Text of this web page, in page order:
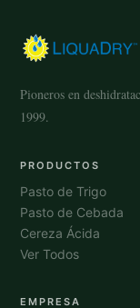
Pioneros en
1999.
PRODUCTOS
Pasto de Trigo
Pasto de Cebada
Cereza Ácida
Ver Todos
EMPRESA